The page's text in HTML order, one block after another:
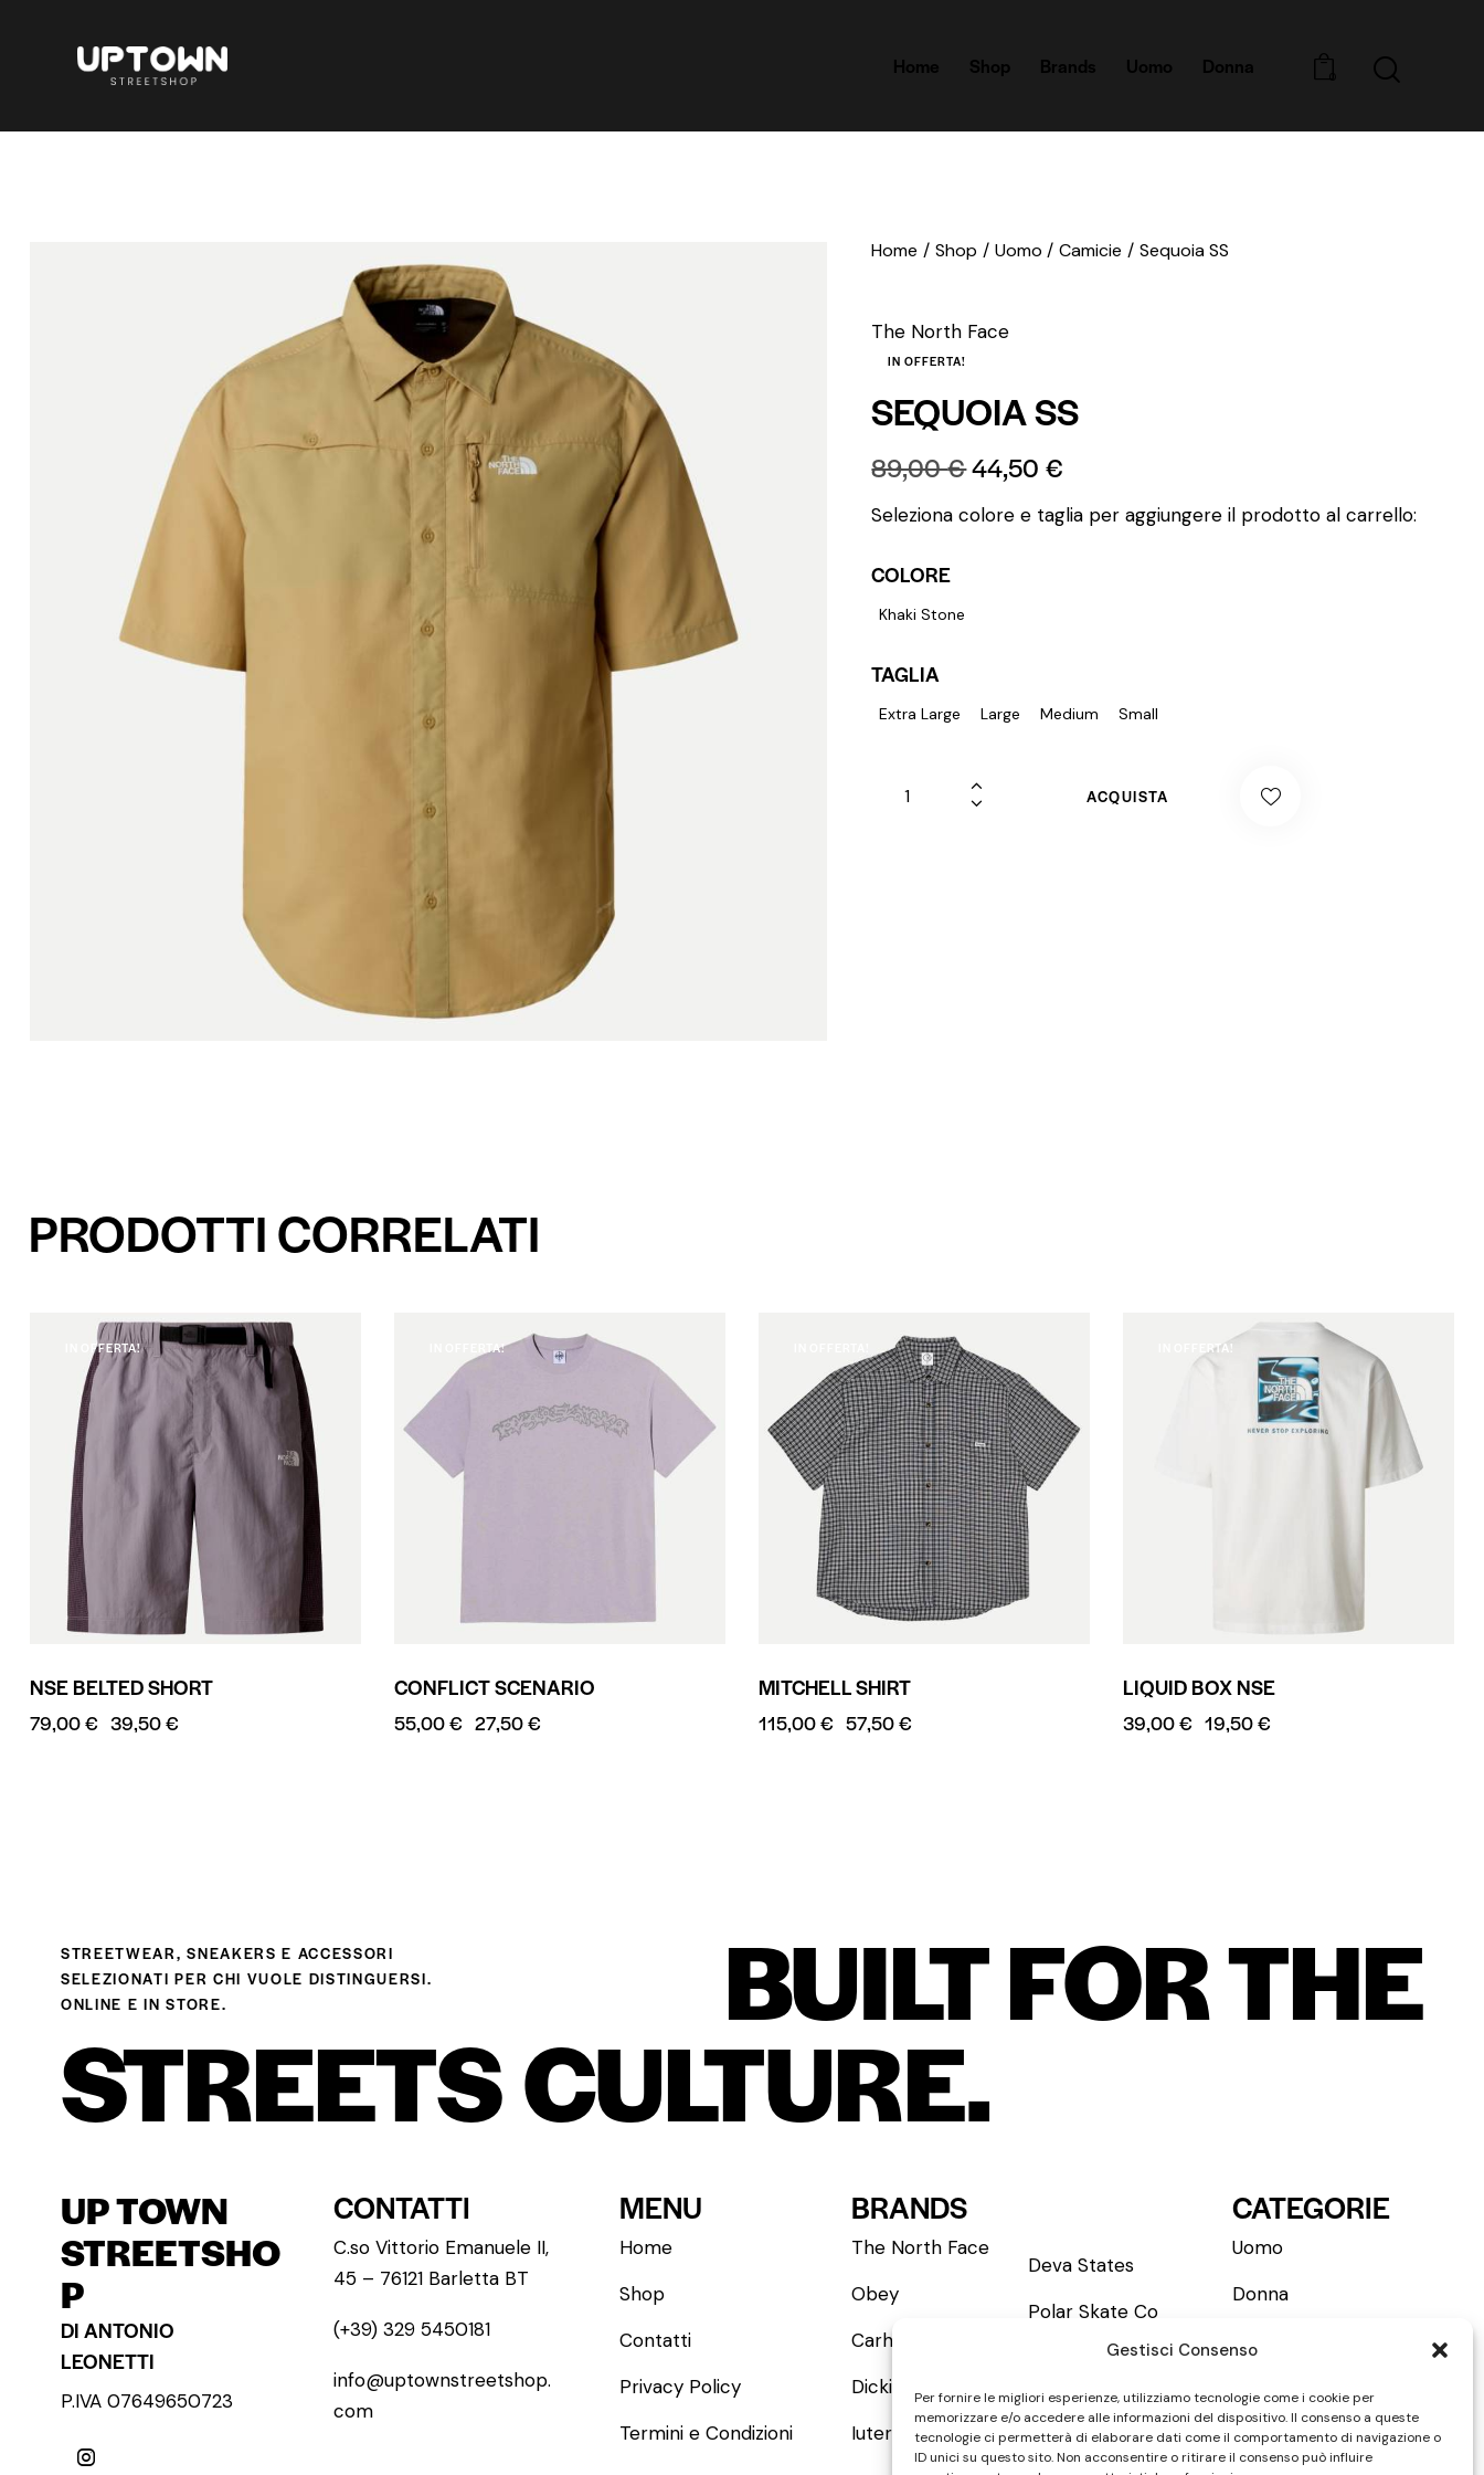
Gestisci Consenso
Per fornire le migliori esperienze, utilizziamo tecnologie come i cookie per
memorizzare e/o accedere alle informazioni del dispositivo. Il consenso a queste
tecnologie ci permetterà di elaborare dati come il comportamento di navigazione o
ID unici su questo sito. Non acconsentire o ritirare il consenso può influire
Home Shop Brands Uomo Donna 0
Home Shop Uomo Camicie Sequoia SS
The North Face
IN OFFERTA!
SEQUOIA SS
89,00€44,50€
Seleziona colore e taglia per aggiungere il prodotto al carrello:
COLORE
Khaki Stone
TAGLIA
Extra Large Large Medium Small
ACQUISTA
PRODOTTI CORRELATI
IN OFFERTA!
NSE BELTED SHORT
79,00€ 39,50€
IN OFFERTA!
CONFLICT SCENARIO
55,00€ 27,50€
MITCHELL SHIRT
115,00€ 57,50€
IN OFFERTA!
LIQUID BOX NSE
39,00€ 19,50€
STREETWEAR, SNEAKERS E ACCESSORI
SELEZIONATI PER CHI VUOLE DISTINGUERSI.
ONLINE E IN STORE.
BUILT FOR THE
STREETS CULTURE.
UP TOWN
STREETSHO
P
DI ANTONIO
LEONETTI
P.IVA 07649650723
CONTATTI
C.so Vittorio Emanuele II,
45 – 76121 Barletta BT
(+39) 329 5450181
info@uptownstreetshop.
com
MENU
Home
Shop
Contatti
Privacy Policy
Termini e Condizioni
BRANDS
The North Face
Obey
Carhartt WIP
Dickies
Iuter
Deva States
Polar Skate Co
Wasted Paris
Vans
New Amsterdam SA
CATEGORIE
Uomo
Donna
Accessori